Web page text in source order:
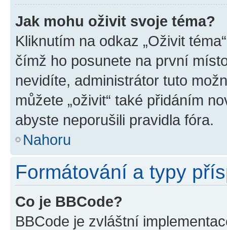
Jak mohu oživit svoje téma?
Kliknutím na odkaz „Oživit
čímž ho posunete na první
nevidíte, administrátor tuto
můžete „oživit“ také přidáním
abyste neporušili pravidla fóra.
Nahoru
Formátování a typy
Co je BBCode?
BBCode je zvláštní